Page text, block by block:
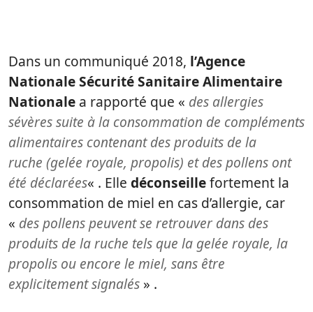
Dans un communiqué 2018, l’Agence
Nationale Sécurité Sanitaire Alimentaire
Nationale a rapporté que « des allergies
sévères suite à la consommation de compléments
alimentaires contenant des produits de la
ruche (gelée royale, propolis) et des pollens ont
été déclarées« . Elle déconseillefortement la
consommation de miel en cas d’allergie, car
« des pollens peuvent se retrouver dans des
produits de la ruche tels que la gelée royale, la
propolis ou encore le miel, sans être
explicitement signalés » .